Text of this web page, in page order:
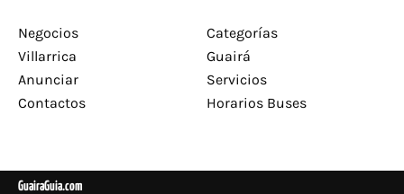
Negocios
Categorías
Villarrica
Guairá
Anunciar
Servicios
Contactos
Horarios Buses
GuairaGuia.com